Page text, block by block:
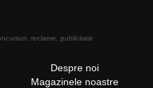
reclame, publicitate
Despre noi
Magazinele noastre